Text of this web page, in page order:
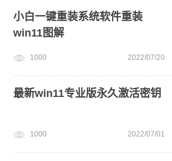
小白一键重装系统软件重装
win11图解
1000 2022/07/20
最新win11专业版永久激活密钥
1000 2022/07/01